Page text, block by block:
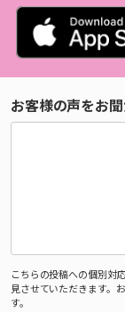
お客様の声をお
こちらの投稿への個別対
見させていただきます。
す。